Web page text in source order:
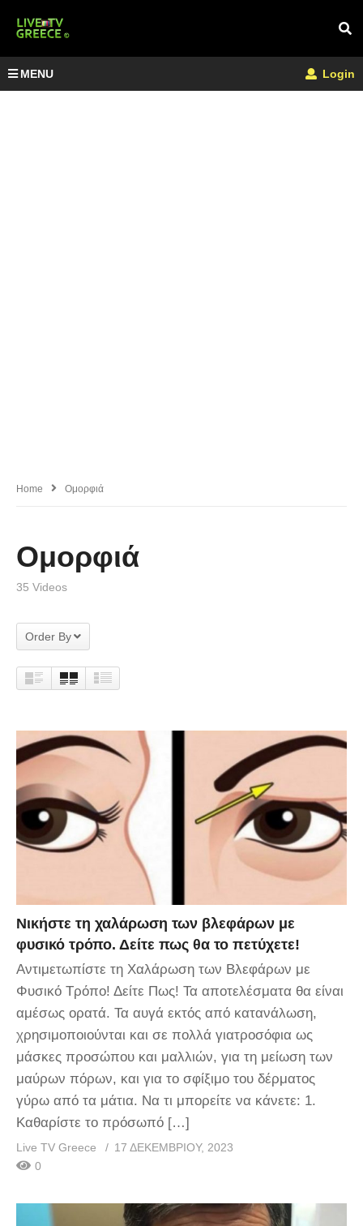
MENU Login
Home Ομορφιά
Ομορφιά
35 Videos
Order By
Νικήστε τη χαλάρωση των βλεφάρων με
φυσικό τρόπο. Δείτε πως θα το πετύχετε!
Αντιμετωπίστε τη Χαλάρωση των Βλεφάρων με
Φυσικό Τρόπο! Δείτε Πως! Τα αποτελέσματα θα είναι
αμέσως ορατά. Τα αυγά εκτός από κατανάλωση,
χρησιμοποιούνται και σε πολλά γιατροσόφια ως
μάσκες προσώπου και μαλλιών, για τη μείωση των
μαύρων πόρων, και για το σφίξιμο του δέρματος
γύρω από τα μάτια. Να τι μπορείτε να κάνετε: 1.
Καθαρίστε το πρόσωπό […]
Live TV Greece
17 ΔΕΚΕΜΒΡΊΟΥ, 2023
0